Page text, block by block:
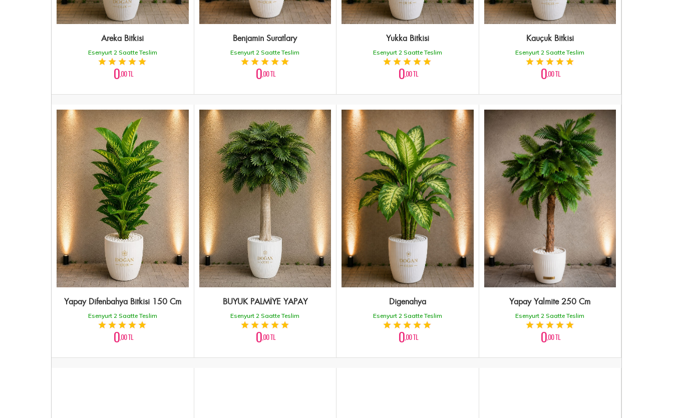
Areka Bitkisi
Esenyurt 2 Saatte Teslim
0,00 TL
Benjamin Suratlary
Esenyurt 2 Saatte Teslim
0,00 TL
Yukka Bitkisi
Esenyurt 2 Saatte Teslim
0,00 TL
Kauçuk Bitkisi
Esenyurt 2 Saatte Teslim
0,00 TL
Yapay Difenbahya Bitkisi 150 Cm
Esenyurt 2 Saatte Teslim
0,00 TL
BÜYÜK PALMİYE YAPAY
Esenyurt 2 Saatte Teslim
0,00 TL
Digenahya
Esenyurt 2 Saatte Teslim
0,00 TL
Yapay Yalmite 250 Cm
Esenyurt 2 Saatte Teslim
0,00 TL